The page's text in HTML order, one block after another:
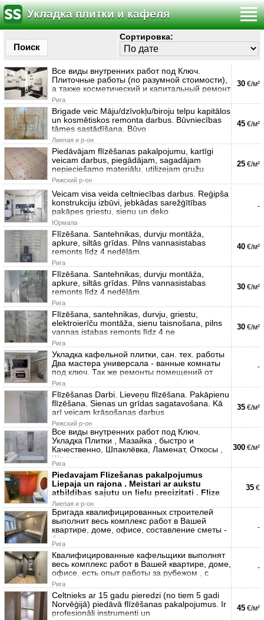
Укладка плитки и кафеля
Поиск
Сортировка:
Все виды внутренних работ под Ключ.
Плиточные работы (по разумной стоимости),
а также косметический и капитальный ремонт
Рига
30 €/м²
Brigade veic Māju/dzīvokļu/biroju telpu kapitālos
un kosmētiskos remonta darbus. Būvniecības
tāmes sastādīšana. Būvo
Лиепая и р-он
45 €/м²
Piedāvājam flīzēšanas pakalpojumu, kartīgi
veicam darbus, piegādājam, sagadājam
nepieciešamo materiālu, utilizejam gružu
Рижский р-он
25 €/м²
Veicam visa veida celtniecības darbus. Reģipša
konstrukciju izbūvi, jebkādas sarežģītības
pakāpes griestu, sienu un deko
Юрмала
-
Flīzēšana. Santehnikas, durvju montāźa,
apkure, siltās grīdas. Pilns vannasistabas
remonts līdz 4 nedēļām.
Рига
40 €/м²
Flīzēšana. Santehnikas, durvju montāźa,
apkure, siltās grīdas. Pilns vannasistabas
remonts līdz 4 nedēļām.
Рига
30 €/м²
Flīzēšana, santehnikas, durvju, griestu,
elektroierīču montāža, sienu taisnošana, pilns
vannas istabas remonts līdz 4 ne
Рига
30 €/м²
Укладка кафельной плитки, сан. тех. работы
Два мастера универсала - ванные комнаты
под ключ. Так же ремонты помещений от
Рига
-
Flīzēšanas Darbi. Lieveņu flīzēšana. Pakāpienu
flīzēšana. Sienas un grīdas sagatavošana. Kā
arī veicam krāsošanas darbus
Рижский р-он
35 €/м²
Все виды внутренних работ под Ключ.
Укладка Плитки , Мазайка , быстро и
Качественно, Шпаклёвка, Ламенат, Откосы ,
Штукат
Рига
300 €/м²
Piedavajam Flizešanas pakalpojumus
Liepaja un rajona . Meistari ar aukstu
atbildibas sajutu un lielu precizitati . Flize
Лиепая и р-он
35 €
Бригада квалифицированных строителей
выполнит весь комплекс работ в Вашей
квартире, доме, офисе, составление сметы -
бес
Рига
-
Квалифицированные кафельщики выполнят
весь комплекс работ в Вашей квартире, доме,
офисе, есть опыт работы за рубежом , с
Рига
-
Celtnieks ar 15 gadu pieredzi (no tiem 5 gadi
Norvēģijā) piedāvā flīzēšanas pakalpojumus. Ir
profesionāli instrumenti un
45 €/м²